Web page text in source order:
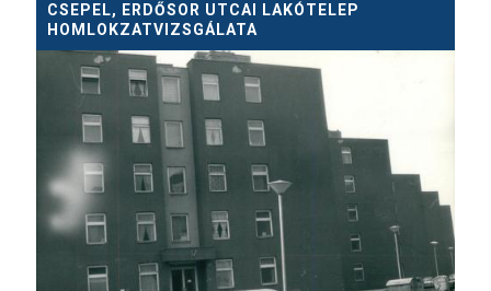
CSEPEL, ERDŐSOR UTCAI LAKÓTELEP
HOMLOKZATVIZSGÁLATA